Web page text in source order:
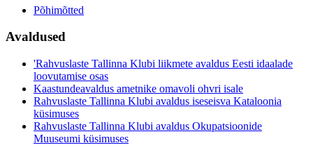
Põhimõtted
Avaldused
'Rahvuslaste Tallinna Klubi liikmete avaldus Eesti idaalade
loovutamise osas
Kaastundeavaldus ametnike omavoli ohvri isale
Rahvuslaste Tallinna Klubi avaldus iseseisva Kataloonia
küsimuses
Rahvuslaste Tallinna Klubi avaldus Okupatsioonide
Muuseumi küsimuses